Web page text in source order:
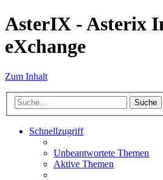
AsterIX - Asterix
eXchange
Zum Inhalt
Suche
Schnellzugriff
Unbeantwortete Themen
Aktive Themen